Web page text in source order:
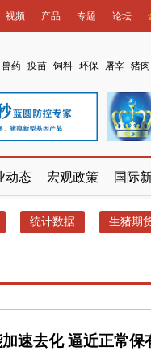
视频 产品 专题 论坛
兽药 疫苗 饲料 环保 屠宰 猪肉
动态 宏观政策 国际
统计数据 生猪期
速去化 逼近正常保